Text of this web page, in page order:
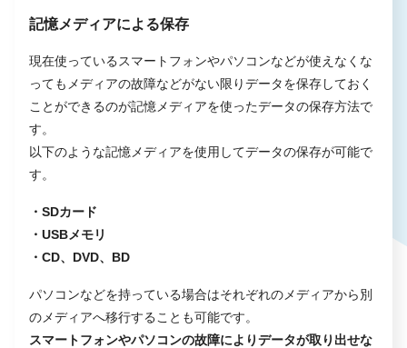
記憶メディアによる保存
現在使っているスマートフォンやパソコンなどが使えなくな
ってもメディアの故障などがない限りデータを保存しておく
ことができるのが記憶メディアを使ったデータの保存方法で
す。
以下のような記憶メディアを使用してデータの保存が可能で
す。
・SDカード
・USBメモリ
・CD、DVD、BD
パソコンなどを持っている場合はそれぞれのメディアから別
のメディアへ移行することも可能です。
スマートフォンやパソコンの故障によりデータが取り出せな